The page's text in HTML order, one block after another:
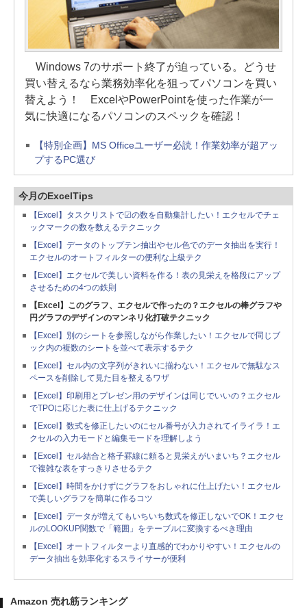
Windows 7のサポート終了が迫っている。どうせ
買い替えるなら業務効率化を狙ってパソコンを買い
替えよう！ ExcelやPowerPointを使った作業が一
気に快適になるパソコンのスペックを確認！
【特別企画】MS Officeユーザー必読！作業効率が超アッ
プするPC選び
今月のExcelTips
【Excel】タスクリストで☑の数を自動集計したい！エクセルでチェ
ックマークの数を数えるテクニック
【Excel】データのトップテン抽出やセル色でのデータ抽出を実行！
エクセルのオートフィルターの便利な上級テク
【Excel】エクセルで美しい資料を作る！表の見栄えを格段にアップ
させるための4つの鉄則
【Excel】このグラフ、エクセルで作ったの？エクセルの棒グラフや
円グラフのデザインのマンネリ化打破テクニック
【Excel】別のシートを参照しながら作業したい！エクセルで同じブ
ック内の複数のシートを並べて表示するテク
【Excel】セル内の文字列がきれいに揃わない！エクセルで無駄なス
ペースを削除して見た目を整えるワザ
【Excel】印刷用とプレゼン用のデザインは同じでいいの？エクセル
でTPOに応じた表に仕上げるテクニック
【Excel】数式を修正したいのにセル番号が入力されてイライラ！エ
クセルの入力モードと編集モードを理解しよう
【Excel】セル結合と格子罫線に頼ると見栄えがいまいち？エクセル
で複雑な表をすっきりさせるテク
【Excel】時間をかけずにグラフをおしゃれに仕上げたい！エクセル
で美しいグラフを簡単に作るコツ
【Excel】データが増えてもいちいち数式を修正しないでOK！エクセ
ルのLOOKUP関数で「範囲」をテーブルに変換するべき理由
【Excel】オートフィルターより直感的でわかりやすい！エクセルの
データ抽出を効率化するスライサーが便利
Amazon 売れ筋ランキング